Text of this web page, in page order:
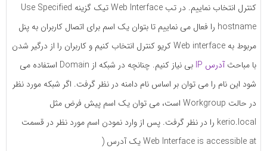
کنترل انتخاب نماییم. در تب Web Interface تیک گزینه Use Specified
hostname را فعال می نماییم تا بتوان یک اسم برای اتصال کاربران به پنل
مربوط به Web interface کریو کنترل انتخاب کنیم و کاربران را از درگیر شدن
با مباحثآدرس IP
بی نیاز کنیم. چنانچه در شبکه از Domain استفاده می
شود این نام را می توان بر اساس نام دامنه در نظر گرفت. اگر شبکه مورد نظر
در حالت Workgroup است، می توان یک اسم پیش فرض مثل
kerio.local را در نظر گرفت. پس از وارد نمودن اسم مورد نظر در قسمت
Web Interface is accessible at یک آدرس (